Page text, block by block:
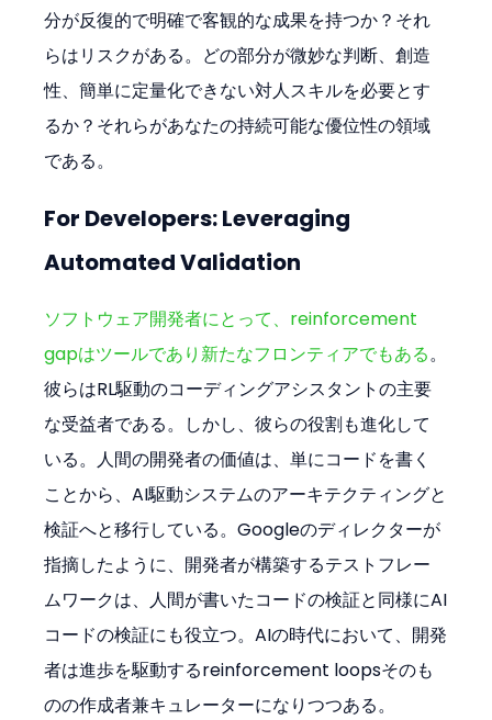
分が反復的で明確で客観的な成果を持つか？それ
らはリスクがある。どの部分が微妙な判断、創造
性、簡単に定量化できない対人スキルを必要とす
るか？それらがあなたの持続可能な優位性の領域
である。
For Developers: Leveraging
Automated Validation
ソフトウェア開発者にとって、reinforcement
gapはツールであり新たなフロンティアでもある。
彼らはRL駆動のコーディングアシスタントの主要
な受益者である。しかし、彼らの役割も進化して
いる。人間の開発者の価値は、単にコードを書く
ことから、AI駆動システムのアーキテクティングと
検証へと移行している。Googleのディレクターが
指摘したように、開発者が構築するテストフレー
ムワークは、人間が書いたコードの検証と同様にAI
コードの検証にも役立つ。AIの時代において、開発
者は進歩を駆動するreinforcement loopsそのも
のの作成者兼キュレーターになりつつある。